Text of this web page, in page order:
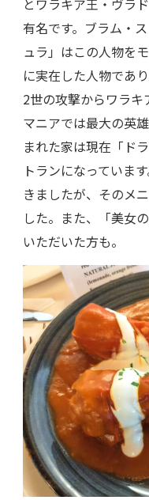
とワラキア王・ヴラ
有名です。ブラム・
ュラ」はこの人物を
に実在した人物であ
2世の攻撃からワラキ
マニアでは最大の英
まれた家は現在「ド
トランになっていま
きましたが、そのメ
した。また、「美女
いただいた方も。